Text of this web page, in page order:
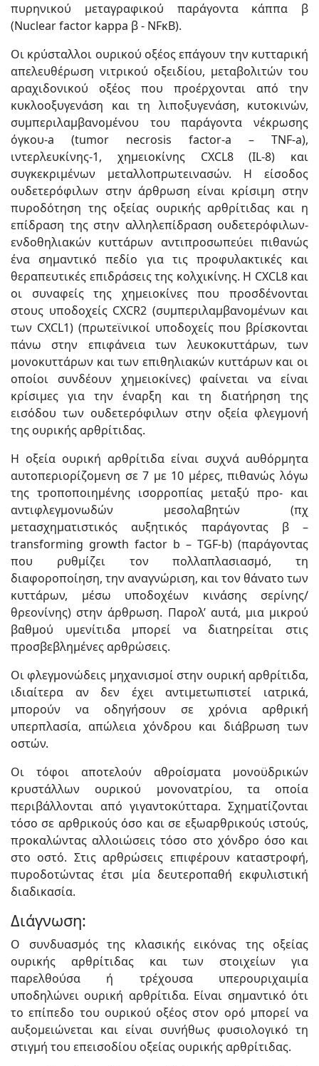
πυρηνικού μεταγραφικού παράγοντα κάππα β
(Nuclear factor kappa β - NFκB).
Οι κρύσταλλοι ουρικού οξέος επάγουν την κυτταρική
απελευθέρωση νιτρικού οξειδίου, μεταβολιτών του
αραχιδονικού οξέος που προέρχονται από την
κυκλοοξυγενάση και τη λιποξυγενάση, κυτοκινών,
συμπεριλαμβανομένου του παράγοντα νέκρωσης
όγκου-a (tumor necrosis factor-a – TNF-a),
ιντερλευκίνης-1, χημειοκίνης CXCL8 (IL-8) και
συγκεκριμένων μεταλλοπρωτεινασών. Η είσοδος
ουδετερόφιλων στην άρθρωση είναι κρίσιμη στην
πυροδότηση της οξείας ουρικής αρθρίτιδας και η
επίδραση της στην αλληλεπίδραση ουδετερόφιλων-
ενδοθηλιακών κυττάρων αντιπροσωπεύει πιθανώς
ένα σημαντικό πεδίο για τις προφυλακτικές και
θεραπευτικές επιδράσεις της κολχικίνης. Η CXCL8 και
οι συναφείς της χημειοκίνες που προσδένονται
στους υποδοχείς CXCR2 (συμπεριλαμβανομένων και
των CXCL1) (πρωτεϊνικοί υποδοχείς που βρίσκονται
πάνω στην επιφάνεια των λευκοκυττάρων, των
μονοκυττάρων και των επιθηλιακών κυττάρων και οι
οποίοι συνδέουν χημειοκίνες) φαίνεται να είναι
κρίσιμες για την έναρξη και τη διατήρηση της
εισόδου των ουδετερόφιλων στην οξεία φλεγμονή
της ουρικής αρθρίτιδας.
Η οξεία ουρική αρθρίτιδα είναι συχνά αυθόρμητα
αυτοπεριορίζομενη σε 7 με 10 μέρες, πιθανώς λόγω
της τροποποιημένης ισορροπίας μεταξύ προ- και
αντιφλεγμονωδών μεσολαβητών (πχ
μετασχηματιστικός αυξητικός παράγοντας β –
transforming growth factor b – TGF-b) (παράγοντας
που ρυθμίζει τον πολλαπλασιασμό, τη
διαφοροποίηση, την αναγνώριση, και τον θάνατο των
κυττάρων, μέσω υποδοχέων κινάσης σερίνης/
θρεονίνης) στην άρθρωση. Παρολ’ αυτά, μια μικρού
βαθμού υμενίτιδα μπορεί να διατηρείται στις
προσβεβλημένες αρθρώσεις.
Οι φλεγμονώδεις μηχανισμοί στην ουρική αρθρίτιδα,
ιδιαίτερα αν δεν έχει αντιμετωπιστεί ιατρικά,
μπορούν να οδηγήσουν σε χρόνια αρθρική
υπερπλασία, απώλεια χόνδρου και διάβρωση των
οστών.
Οι τόφοι αποτελούν αθροίσματα μονοϋδρικών
κρυστάλλων ουρικού μονονατρίου, τα οποία
περιβάλλονται από γιγαντοκύτταρα. Σχηματίζονται
τόσο σε αρθρικούς όσο και σε εξωαρθρικούς ιστούς,
προκαλώντας αλλοιώσεις τόσο στο χόνδρο όσο και
στο οστό. Στις αρθρώσεις επιφέρουν καταστροφή,
πυροδοτώντας έτσι μία δευτεροπαθή εκφυλιστική
διαδικασία.
Διάγνωση:
Ο συνδυασμός της κλασικής εικόνας της οξείας
ουρικής αρθρίτιδας και των στοιχείων για
παρελθούσα ή τρέχουσα υπερουριχαιμία
υποδηλώνει ουρική αρθρίτιδα. Είναι σημαντικό ότι
το επίπεδο του ουρικού οξέος στον ορό μπορεί να
αυξομειώνεται και είναι συνήθως φυσιολογικό τη
στιγμή του επεισοδίου οξείας ουρικής αρθρίτιδας.